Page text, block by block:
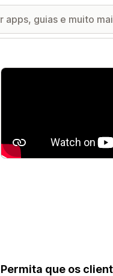
Galeria de imagens em
Permita que os